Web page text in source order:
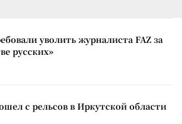
уволить журналиста FAZ за
русских»
с рельсов в Иркутской области